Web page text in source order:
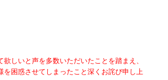
しいと声を多数いただいたことを踏まえ、
困惑させてしまったこと深くお詫び申し上